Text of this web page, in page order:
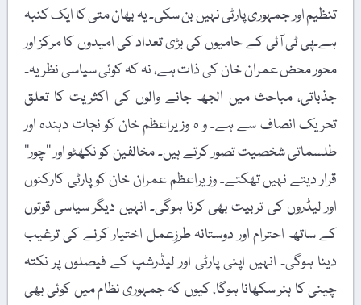
تنظیم اور جمہوری پارٹی نہیں بن سکی۔ یہ بھان متی کا ایک کنبہ
ہے۔پی ٹی آئی کے حامیوں کی بڑی تعداد کی امیدوں کا مرکز اور
محور محض عمران خان کی ذات ہے، نہ کہ کوئی سیاسی نظریہ۔
جذباتی، مباحث میں الجھ جانے والوں کی اکثریت کا تعلق
تحریک انصاف سے ہے۔ و ہ وزیراعظم خان کو نجات دہندہ اور
طلسماتی شخصیت تصور کرتے ہیں۔ مخالفین کو نکھٹو اور ’’چور‘‘
قرار دیتے نہیں تھکتے۔ وزیراعظم عمران خان کو پارٹی کارکنوں
اور لیڈروں کی تربیت بھی کرنا ہوگی۔ انہیں دیگر سیاسی قوتوں
کے ساتھ احترام اور دوستانہ طرزِعمل اختیار کرنے کی ترغیب
دینا ہوگی۔ انہیں اپنی پارٹی اور لیڈرشپ کے فیصلوں پر نکتہ
چینی کا ہنر سکھانا ہوگا، کیوں کہ جمہوری نظام میں کوئی بھی